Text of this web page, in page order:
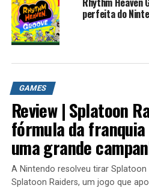
perfeita do
GAMES
Review | Splatoon
fórmula da
uma grande
A Nintendo resolveu tirar
Splatoon Raiders, um jogo que